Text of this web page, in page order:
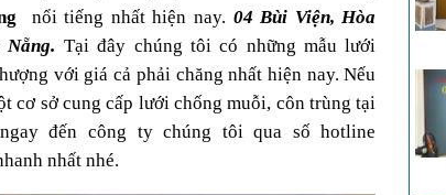
nổi tiếng nhất hiện nay. 04 Bùi Viện, Hòa
Tại đây chúng tôi có những mẫu lưới
với giá cả phải chăng nhất hiện nay. Nếu
cơ sở cung cấp lưới chống muỗi, côn trùng tại
nhất nhé.